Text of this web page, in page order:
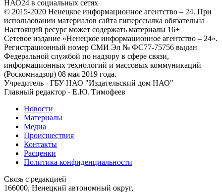
НАО24 в социальных сетях
© 2015-2020 Ненецкое информационное агентство – 24. При
использовании материалов сайта гиперссылка обязательна
Настоящий ресурс может содержать материалы 16+
Сетевое издание «Ненецкое информационное агентство – 24».
Регистрационный номер СМИ Эл № ФС77-75756 выдан
Федеральной службой по надзору в сфере связи,
информационных технологий и массовых коммуникаций
(Роскомнадзор) 08 мая 2019 года.
Учредитель - ГБУ НАО "Издательский дом НАО"
Главный редактор - Е.Ю. Тимофеев
Новости
Материалы
Медиа
Происшествия
Контакты
Расценки
Политика конфиденциальности
Связь с редакцией
166000, Ненецкий автономный округ,